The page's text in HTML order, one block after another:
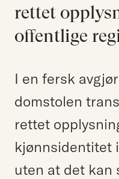
Kontakt oss
Hjort Bridge
Søk
rettet
offentlige
I en fersk
domstolen
rettet
kjønnsidentitet
uten at det kan